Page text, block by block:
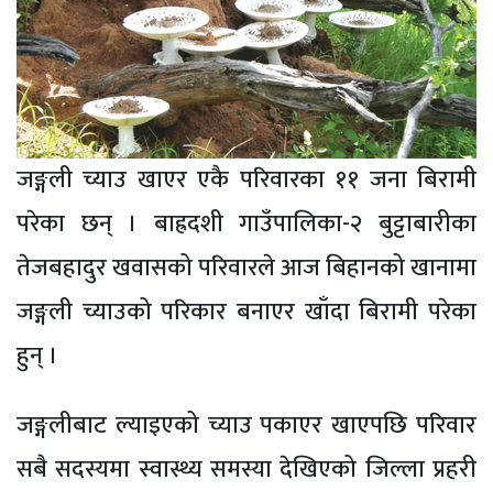
जङ्गली च्याउ खाएर एकै परिवारका ११ जना बिरामी
परेका छन् । बाह्रदशी गाउँपालिका-२ बुट्टाबारीका
तेजबहादुर खवासको परिवारले आज बिहानको खानामा
जङ्गली च्याउको परिकार बनाएर खाँदा बिरामी परेका
हुन् ।
जङ्गलीबाट ल्याइएको च्याउ पकाएर खाएपछि परिवार
सबै सदस्यमा स्वास्थ्य समस्या देखिएको जिल्ला प्रहरी